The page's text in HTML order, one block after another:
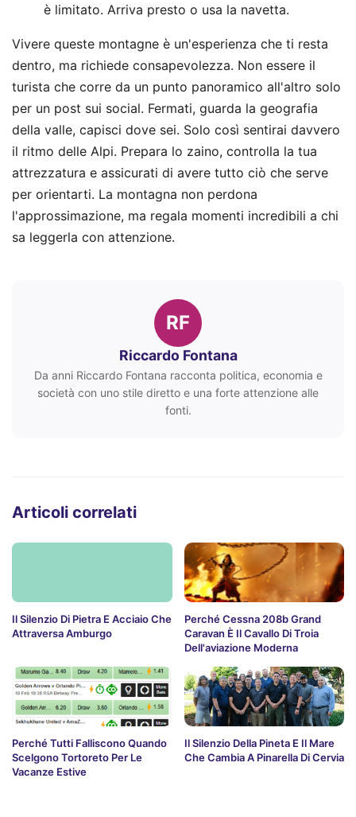
è limitato. Arriva presto o usa la navetta.
Vivere queste montagne è un'esperienza che ti resta
dentro, ma richiede consapevolezza. Non essere il
turista che corre da un punto panoramico all'altro solo
per un post sui social. Fermati, guarda la geografia
della valle, capisci dove sei. Solo così sentirai davvero
il ritmo delle Alpi. Prepara lo zaino, controlla la tua
attrezzatura e assicurati di avere tutto ciò che serve
per orientarti. La montagna non perdona
l'approssimazione, ma regala momenti incredibili a chi
sa leggerla con attenzione.
RF
Riccardo Fontana
Da anni Riccardo Fontana racconta politica, economia e
società con uno stile diretto e una forte attenzione alle
fonti.
Articoli correlati
Il Silenzio Di Pietra E Acciaio Che
Attraversa Amburgo
Perché Cessna 208b Grand
Caravan È Il Cavallo Di Troia
Dell'aviazione Moderna
Perché Tutti Falliscono Quando
Scelgono Tortoreto Per Le
Vacanze Estive
Il Silenzio Della Pineta E Il Mare
Che Cambia A Pinarella Di Cervia